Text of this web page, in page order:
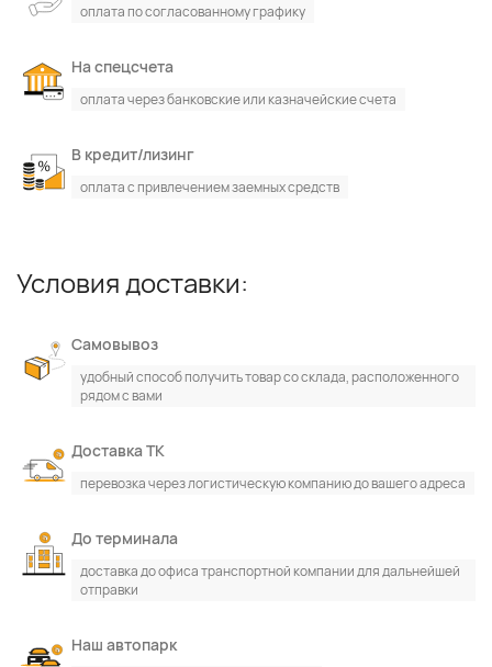
оплата по согласованному графику
На спецсчета
оплата через банковские или казначейские счета
В кредит/лизинг
оплата с привлечением заемных средств
Условия доставки:
Самовывоз
удобный способ получить товар со склада, расположенного
рядом с вами
Доставка ТК
перевозка через логистическую компанию до вашего адреса
До терминала
доставка до офиса транспортной компании для дальнейшей
отправки
Наш автопарк